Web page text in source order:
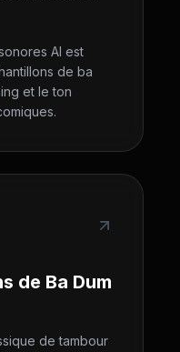
AI est
de ba
et le ton
de Ba Dum
de tambour